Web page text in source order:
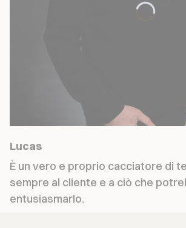
Lucas
È un vero e proprio cacciatore di
sempre al cliente e a ciò che
entusiasmarlo.